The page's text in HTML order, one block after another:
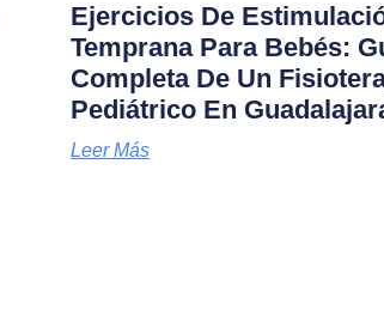
Ejercicios De
Temprana Para Bebés:
Completa De Un
Pediátrico En
Leer Más